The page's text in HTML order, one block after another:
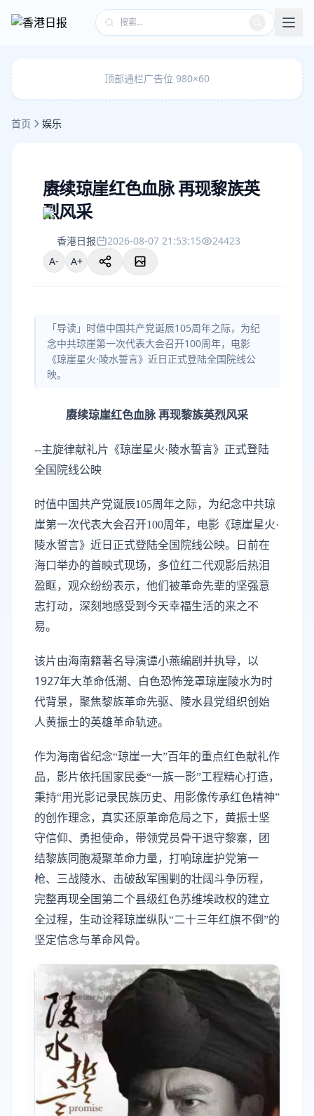
顶部通栏广告位 980×60
首页 娱乐
赓续琼崖红色血脉 再现黎族英
烈风采
香港日报 2026-08-07 21:53:15
24423
A-
A+
「导读」时值中国共产党诞辰105周年之际，为纪
念中共琼崖第一次代表大会召开100周年，电影
《琼崖星火·陵水誓言》近日正式登陆全国院线公
映。
赓续琼崖红色血脉 再现黎族英烈风采
--主旋律献礼片《琼崖星火·陵水誓言》 正式登陆
全国院线公映
时值中国共产党诞辰105周年之际，为纪念中共琼
崖第一次代表大会召开100周年，电影《琼崖星火·
陵水誓言》 近日 正式登陆全国院线公映。
日前在
海口举办的首映式现场，多位红二代观影后热泪
盈眶，观众纷纷表示，他们被革命先辈的坚强意
志打动，深刻地感受到今天幸福生活的来之不
易。
该片由海南籍著名导演谭小燕编剧并执导， 以
1927年大革命低潮、白色恐怖笼罩琼崖陵水为时
代背景，聚焦黎族革命先驱、陵水县党组织创始
人黄振士的英雄革命轨迹。
作为海南省纪念“琼崖一大”百年的重点红色献礼作
品，影片依托国家民委“一族一影”工程精心打造，
秉持“用光影记录民族历史、用影像传承红色精神”
的创作理念， 真实还原革命危局之下，黄振士坚
守信仰、勇担使命，带领党员骨干退守黎寨，团
结黎族同胞凝聚革命力量，打响琼崖护党第一
枪、三战陵水、击破敌军围剿的壮阔斗争历程，
完整再现全国第二个县级红色苏维埃政权的建立
全过程，生动诠释琼崖纵队“二十三年红旗不倒”的
坚定信念与革命风骨。